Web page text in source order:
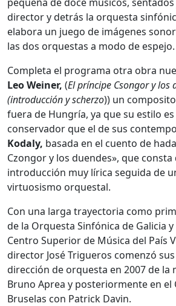
director y detrás la orquesta
elabora un juego de imágenes
las dos orquestas a modo de espejo.
Completa el programa otra obra
Leo Weiner, (El príncipe Csongor y los
(introducción y scherzo)) un
fuera de Hungría, ya que su estilo
conservador que el de sus
Kodaly, basada en el cuento de
Czongor y los duendes», que consta
introducción muy lírica seguida de
virtuosismo orquestal.
Con una larga trayectoria como
de la Orquesta Sinfónica de Galicia
Centro Superior de Música del País
director José Trigueros comenzó
dirección de orquesta en 2007 de la
Bruno Aprea y posteriormente en el
Bruselas con Patrick Davin.